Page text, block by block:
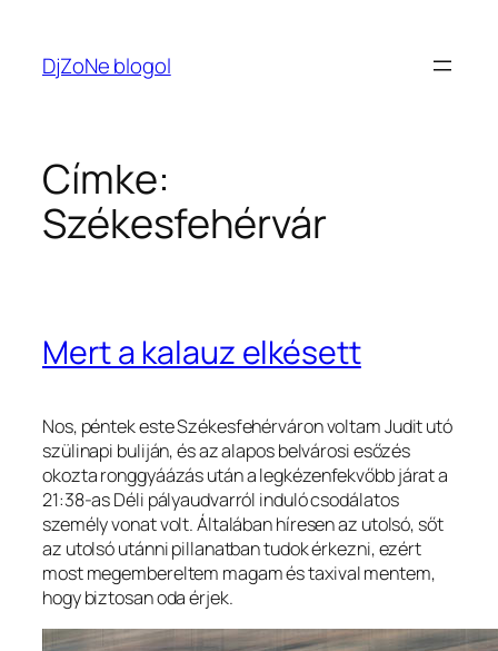
tartalomhoz
DjZoNe blogol
Címke:
Székesfehérvár
Mert a kalauz elkésett
Nos, péntek este Székesfehérváron voltam Judit utó
szülinapi buliján, és az alapos belvárosi esőzés
okozta ronggyáázás után a legkézenfekvőbb járat a
21:38-as Déli pályaudvarról induló csodálatos
személy vonat volt. Általában híresen az utolsó, sőt
az utolsó utánni pillanatban tudok érkezni, ezért
most megembereltem magam és taxival mentem,
hogy biztosan oda érjek.